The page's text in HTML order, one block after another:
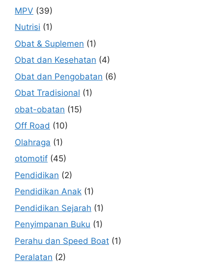
MPV (39)
Nutrisi (1)
Obat & Suplemen (1)
Obat dan Kesehatan (4)
Obat dan Pengobatan (6)
Obat Tradisional (1)
obat-obatan (15)
Off Road (10)
Olahraga (1)
otomotif (45)
Pendidikan (2)
Pendidikan Anak (1)
Pendidikan Sejarah (1)
Penyimpanan Buku (1)
Perahu dan Speed Boat (1)
Peralatan (2)